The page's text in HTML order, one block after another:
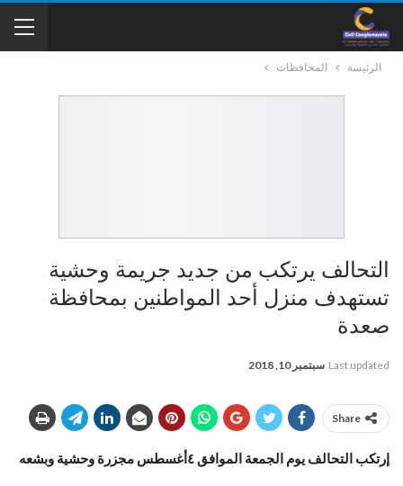
الرئيسة المحافظات
التحالف يرتكب من جديد جريمة وحشية
تستهدف منزل أحد المواطنين بمحافظة
صعدة
Last updated سبتمبر 10, 2018
Share
‏إرتكب التحالف يوم الجمعة الموافق ٤أغسطس مجزرة وحشية وبشعه